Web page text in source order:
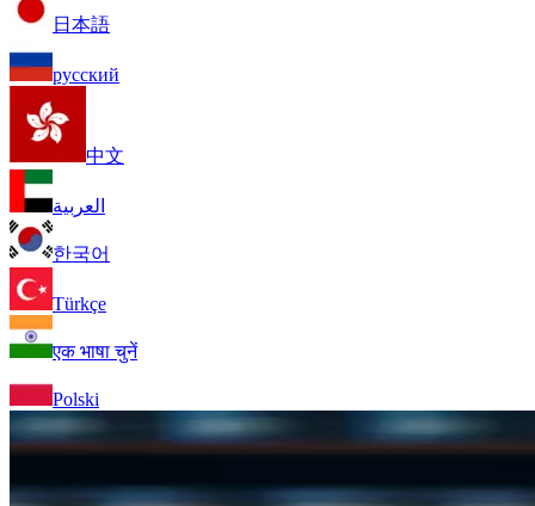
日本語
русский
中文
العربية
한국어
Türkçe
एक भाषा चुनें
Polski